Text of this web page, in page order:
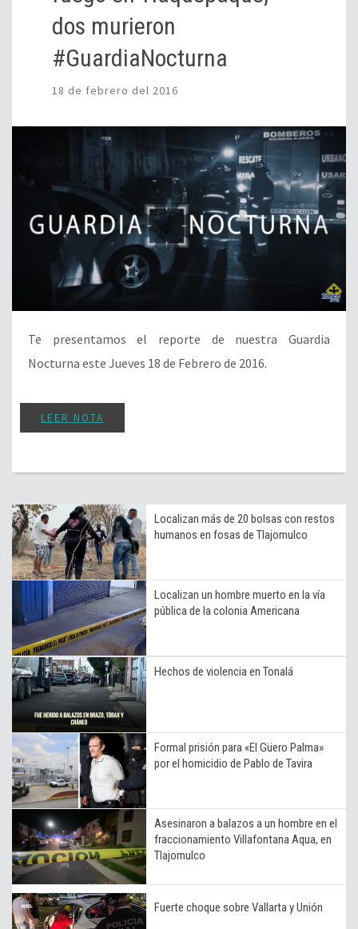
dos murieron
#GuardiaNocturna
18 de febrero del 2016
Te presentamos el reporte de nuestra Guardia
Nocturna este Jueves 18 de Febrero de 2016.
LEER NOTA
Localizan más de 20 bolsas con restos
humanos en fosas de Tlajomulco
Localizan un hombre muerto en la vía
pública de la colonia Americana
Hechos de violencia en Tonalá
Formal prisión para «El Güero Palma»
por el homicidio de Pablo de Tavira
Asesinaron a balazos a un hombre en el
fraccionamiento Villafontana Aqua, en
Tlajomulco
Fuerte choque sobre Vallarta y Unión